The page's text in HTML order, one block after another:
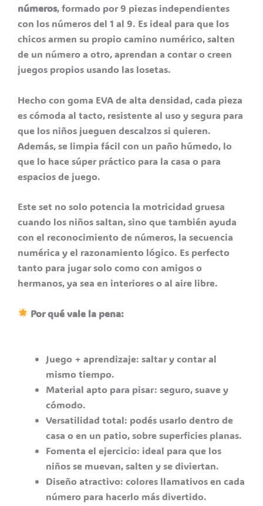
números, formado por 9 piezas independientes
con los números del 1 al 9. Es ideal para que los
chicos armen su propio camino numérico, salten
de un número a otro, aprendan a contar o creen
juegos propios usando las losetas.
Hecho con goma EVA de alta densidad, cada pieza
es cómoda al tacto, resistente al uso y segura para
que los niños jueguen descalzos si quieren.
Además, se limpia fácil con un paño húmedo, lo
que lo hace súper práctico para la casa o para
espacios de juego.
Este set no solo potencia la motricidad gruesa
cuando los niños saltan, sino que también ayuda
con el reconocimiento de números, la secuencia
numérica y el razonamiento lógico. Es perfecto
tanto para jugar solo como con amigos o
hermanos, ya sea en interiores o al aire libre.
Por qué vale la pena:
Juego + aprendizaje: saltar y contar al
mismo tiempo.
Material apto para pisar: seguro, suave y
cómodo.
Versatilidad total: podés usarlo dentro de
casa o en un patio, sobre superficies planas.
Fomenta el ejercicio: ideal para que los
niños se muevan, salten y se diviertan.
Diseño atractivo: colores llamativos en cada
número para hacerlo más divertido.